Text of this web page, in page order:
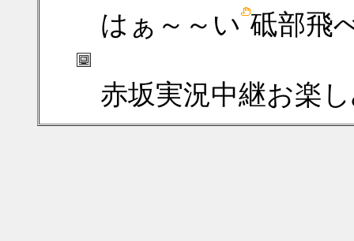
はぁ～～い 砥部飛
赤坂実況中継お楽